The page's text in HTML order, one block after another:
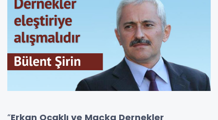
“Erkan Ocaklı ve Maçka Dernekler